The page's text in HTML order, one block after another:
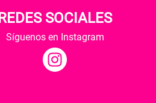
REDES SOCIALES
Síguenos en Instagram